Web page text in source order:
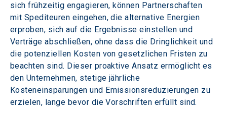
sich frühzeitig engagieren, können Partnerschaften
mit Spediteuren eingehen, die alternative Energien
erproben, sich auf die Ergebnisse einstellen und
Verträge abschließen, ohne dass die Dringlichkeit und
die potenziellen Kosten von gesetzlichen Fristen zu
beachten sind. Dieser proaktive Ansatz ermöglicht es
den Unternehmen, stetige jährliche
Kosteneinsparungen und Emissionsreduzierungen zu
erzielen, lange bevor die Vorschriften erfüllt sind.